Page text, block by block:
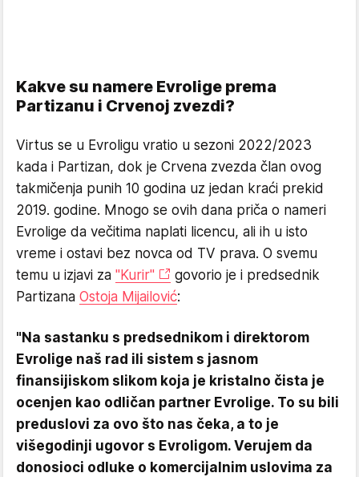
Kakve su namere Evrolige prema
Partizanu i Crvenoj zvezdi?
Virtus se u Evroligu vratio u sezoni 2022/2023
kada i Partizan, dok je Crvena zvezda član ovog
takmičenja punih 10 godina uz jedan kraći prekid
2019. godine. Mnogo se ovih dana priča o nameri
Evrolige da večitima naplati licencu, ali ih u isto
vreme i ostavi bez novca od TV prava. O svemu
temu u izjavi za "Kurir"
govorio je i predsednik
Partizana Ostoja Mijailović:
"Na sastanku s predsednikom i direktorom
Evrolige naš rad ili sistem s jasnom
finansijiskom slikom koja je kristalno čista je
ocenjen kao odličan partner Evrolige. To su bili
preduslovi za ovo što nas čeka, a to je
višegodinji ugovor s Evroligom. Verujem da
donosioci odluke o komercijalnim uslovima za